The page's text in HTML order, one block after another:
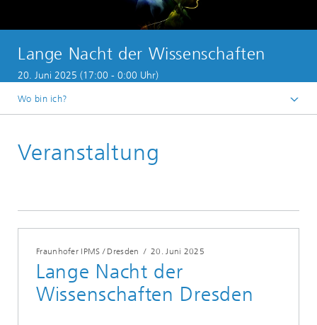
Lange Nacht der Wissenschaften
20. Juni 2025 (17:00 - 0:00 Uhr)
Wo bin ich?
Veranstaltungen
Veranstaltung
Fraunhofer IPMS / Dresden /20. Juni 2025
Lange Nacht der
Wissenschaften Dresden